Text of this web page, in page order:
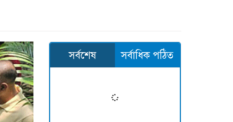
সর্বশেষ সর্বাধিক পঠিত